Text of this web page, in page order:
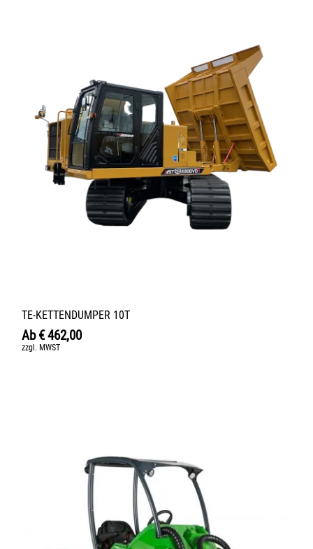
TE-KETTENDUMPER 10T
Ab€462,00
zzgl. MWST